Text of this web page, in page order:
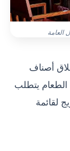
أصناف
الطعام يتطلب
طرق للترويج لقائمة